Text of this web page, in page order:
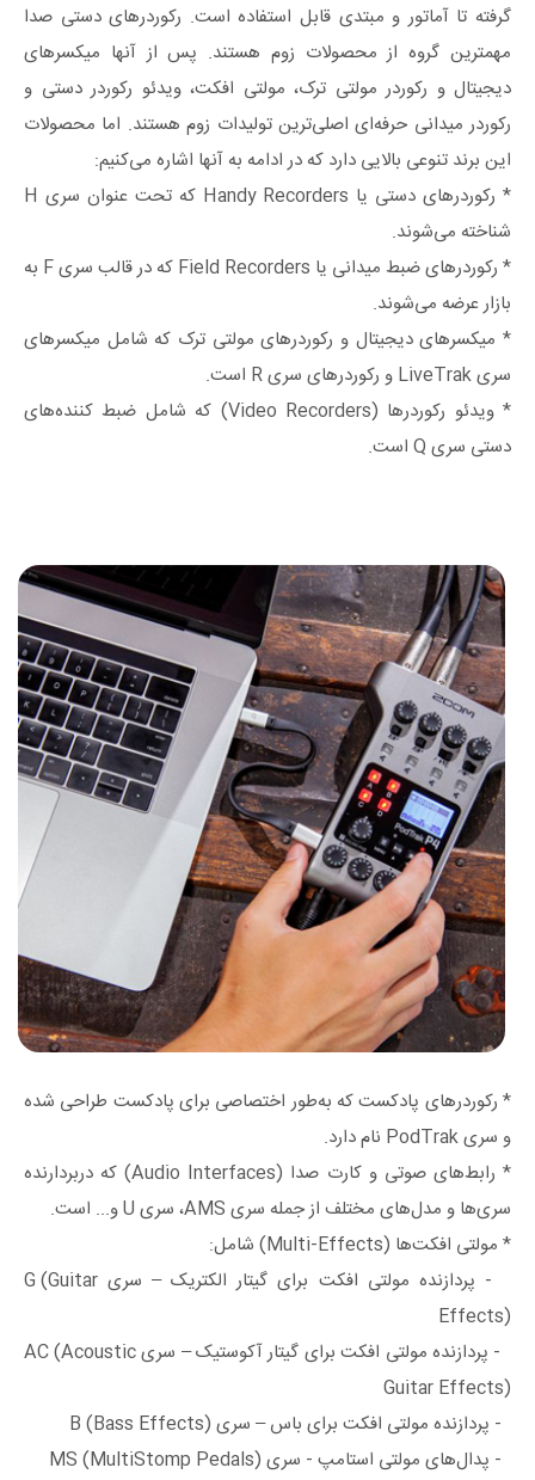
گرفته تا آماتور و مبتدی قابل استفاده است. رکوردرهای دستی صدا
مهمترین گروه از محصولات زوم هستند. پس از آنها میکسرهای
دیجیتال و رکوردر مولتی ترک، مولتی افکت‌، ویدئو رکوردر دستی و
رکوردر میدانی حرفه‌ای اصلی‌ترین تولیدات زوم هستند. اما محصولات
این برند تنوعی بالایی دارد که در ادامه به آنها اشاره می‌کنیم:
* رکوردرهای دستی یا Handy Recorders که تحت عنوان سری H
شناخته می‌شوند.
* رکوردرهای ضبط میدانی یا Field Recorders که در قالب سری F به
بازار عرضه می‌شوند.
* میکسرهای دیجیتال و رکوردرهای مولتی ترک که شامل میکسرهای
سری LiveTrak و رکوردرهای سری R است.
* ویدئو رکوردرها (Video Recorders) که شامل ضبط کننده‌های
دستی سری Q است.
* رکوردرهای پادکست که به‌طور اختصاصی برای پادکست طراحی شده
و سری PodTrak نام دارد.
* رابط‌های صوتی و کارت صدا (Audio Interfaces) که دربردارنده
سری‌ها و مدل‌های مختلف از جمله سری AMS، سری U و... است.
* مولتی افکت‌ها (Multi-Effects) شامل:
- پردازنده مولتی افکت برای گیتار الکتریک – سری G (Guitar
Effects)
- پردازنده مولتی افکت برای گیتار آکوستیک – سری AC (Acoustic
Guitar Effects)
- پردازنده مولتی افکت برای باس – سری B (Bass Effects)
- پدال‌های مولتی استامپ - سری MS (MultiStomp Pedals)